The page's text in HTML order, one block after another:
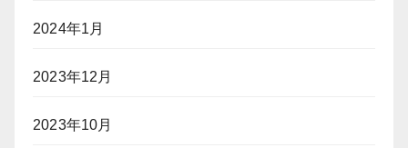
2024年1月
2023年12月
2023年10月